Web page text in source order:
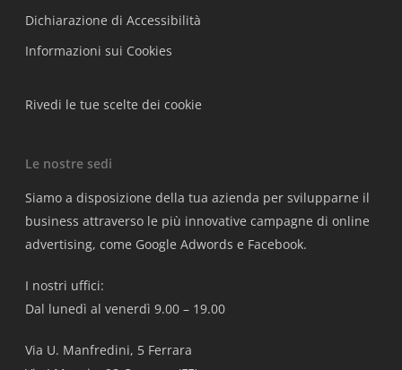
Dichiarazione di Accessibilità
Informazioni sui Cookies
Rivedi le tue scelte dei cookie
Le nostre sedi
Siamo a disposizione della tua azienda per svilupparne il
business attraverso le più innovative campagne di online
advertising, come Google Adwords e Facebook.
I nostri uffici:
Dal lunedì al venerdì 9.00 – 19.00
Via U. Manfredini, 5 Ferrara